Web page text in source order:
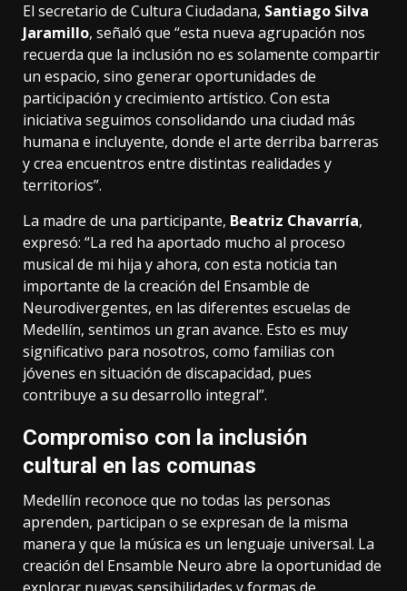
El secretario de Cultura Ciudadana, Santiago Silva
Jaramillo, señaló que “esta nueva agrupación nos
recuerda que la inclusión no es solamente compartir
un espacio, sino generar oportunidades de
participación y crecimiento artístico. Con esta
iniciativa seguimos consolidando una ciudad más
humana e incluyente, donde el arte derriba barreras
y crea encuentros entre distintas realidades y
territorios”.
La madre de una participante, Beatriz Chavarría,
expresó: “La red ha aportado mucho al proceso
musical de mi hija y ahora, con esta noticia tan
importante de la creación del Ensamble de
Neurodivergentes, en las diferentes escuelas de
Medellín, sentimos un gran avance. Esto es muy
significativo para nosotros, como familias con
jóvenes en situación de discapacidad, pues
contribuye a su desarrollo integral”.
Compromiso con la inclusión
cultural en las comunas
Medellín reconoce que no todas las personas
aprenden, participan o se expresan de la misma
manera y que la música es un lenguaje universal. La
creación del Ensamble Neuro abre la oportunidad de